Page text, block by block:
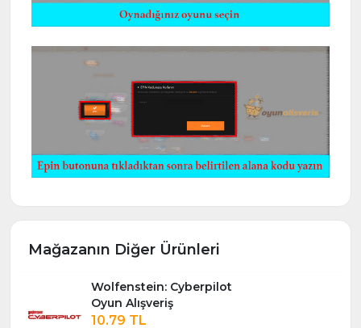
Mağazanın Diğer Ürünleri
Wolfenstein: Cyberpilot
Oyun Alışveriş
10.79 TL